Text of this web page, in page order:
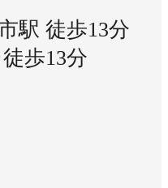
駅 徒歩13分
歩13分